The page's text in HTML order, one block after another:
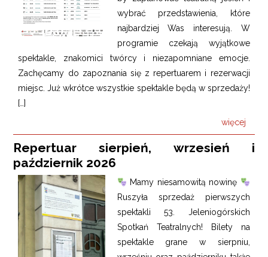
wybrać przedstawienia, które
najbardziej Was interesują. W
programie czekają wyjątkowe
spektakle, znakomici twórcy i niezapomniane emocje.
Zachęcamy do zapoznania się z repertuarem i rezerwacji
miejsc. Już wkrótce wszystkie spektakle będą w sprzedaży!
[…]
więcej
Repertuar sierpień, wrzesień i
październik 2026
Mamy niesamowitą nowinę
Ruszyła sprzedaż pierwszych
spektakli 53. Jeleniogórskich
Spotkań Teatralnych! Bilety na
spektakle grane w sierpniu,